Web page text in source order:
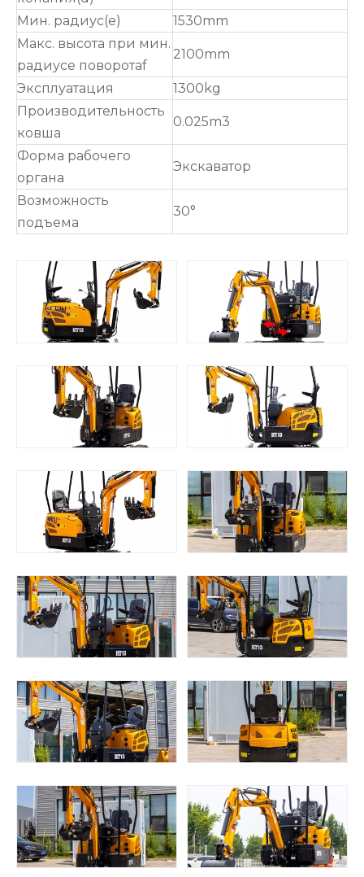
Мин. радиус(e)
1530mm
Макс. высота при мин.
радиусе поворотаf
2100mm
Эксплуатация
1300kg
Производительность
ковша
0.025m3
Форма рабочего
органа
Экскаватор
Возможность
подъема
30°